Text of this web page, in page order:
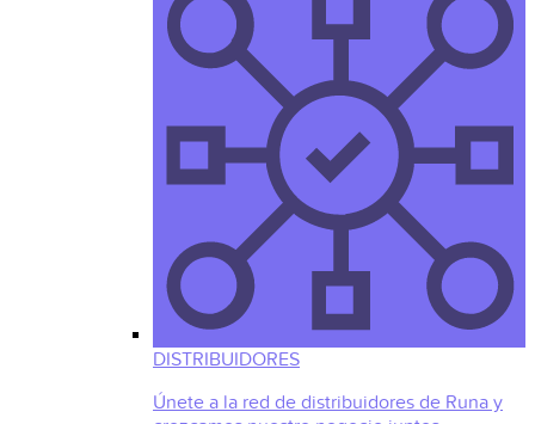
DISTRIBUIDORES
Únete a la red de distribuidores de Runa y